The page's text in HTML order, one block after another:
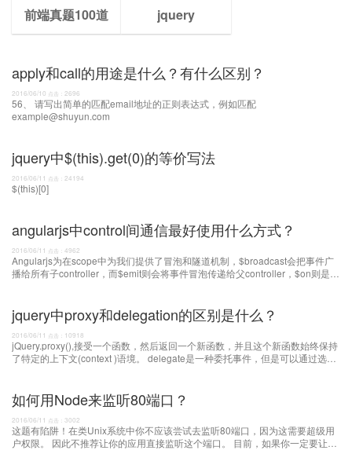
前端真题100道 jquery
apply和call的用途是什么？有什么区别？
2016/06/10 点击： 2696
56、 请写出简单的匹配email地址的正则表达式，例如匹配
example@shuyun.com
jquery中$(this).get(0)的等价写法
2016/06/11 点击： 24194
$(this)[0]
angularjs中control间通信最好使用什么方式？
2016/06/11 点击： 4962
Angularjs为在scope中为我们提供了冒泡和隧道机制，$broadcast会把事件广
播给所有子controller，而$emit则会将事件冒泡传递给父controller，$on则是
jquery中proxy和delegation的区别是什么？
2016/06/11 点击： 10918
jQuery.proxy(),接受一个函数，然后返回一个新函数，并且这个新函数始终保持
了特定的上下文(context )语境。 delegate是一种委托事件，但是可以通过选择
如何用Node来监听80端口？
2016/06/11 点击： 3002
这题有陷阱！在类Unix系统中你不应该尝试去监听80端口，因为这需要超级用
户权限。 因此不推荐让你的应用直接监听这个端口。 目前，如果你一定要让你